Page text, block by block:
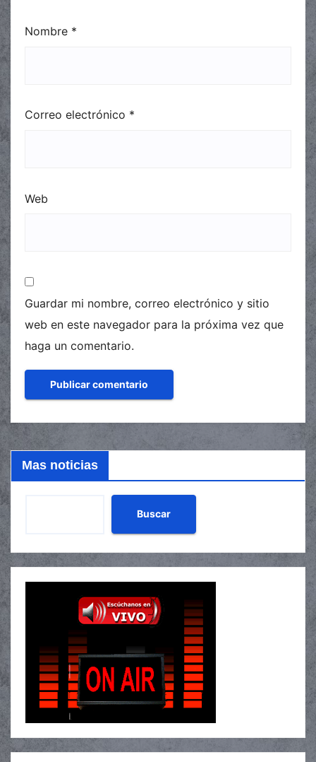
Nombre *
Correo electrónico *
Web
Guardar mi nombre, correo electrónico y sitio
web en este navegador para la próxima vez que
haga un comentario.
Mas noticias
Buscar